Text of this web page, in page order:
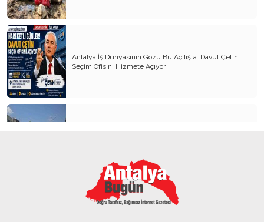
Antalya İş Dünyasının Gözü Bu Açılışta: Davut Çetin
Seçim Ofisini Hizmete Açıyor